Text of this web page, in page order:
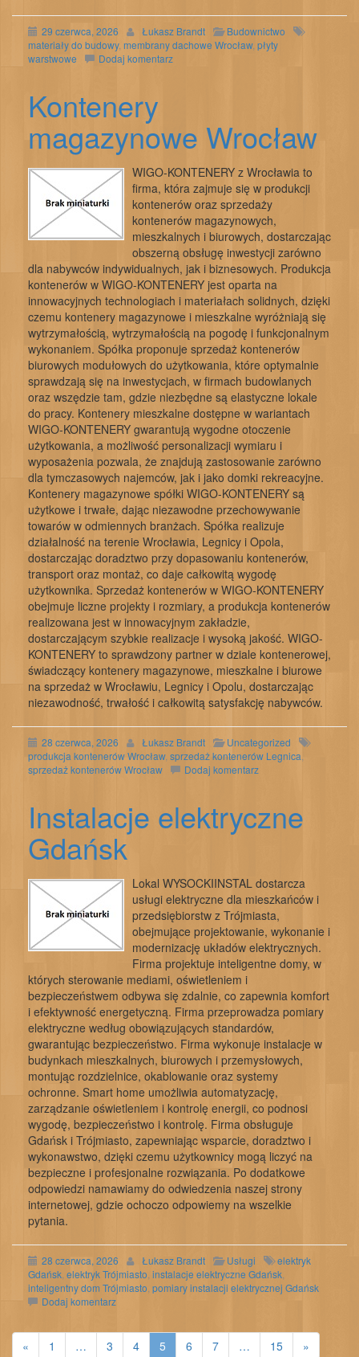
29 czerwca, 2026 Łukasz Brandt
Budownictwo
materiały do budowy, membrany dachowe Wrocław, płyty
warstwowe
Dodaj komentarz
Kontenery
magazynowe Wrocław
WIGO-KONTENERY z Wrocławia to
firma, która zajmuje się w produkcji
kontenerów oraz sprzedaży
kontenerów magazynowych,
mieszkalnych i biurowych, dostarczając
obszerną obsługę inwestycji zarówno
dla nabywców indywidualnych, jak i biznesowych. Produkcja
kontenerów w WIGO-KONTENERY jest oparta na
innowacyjnych technologiach i materiałach solidnych, dzięki
czemu kontenery magazynowe i mieszkalne wyróżniają się
wytrzymałością, wytrzymałością na pogodę i funkcjonalnym
wykonaniem. Spółka proponuje sprzedaż kontenerów
biurowych modułowych do użytkowania, które optymalnie
sprawdzają się na inwestycjach, w firmach budowlanych
oraz wszędzie tam, gdzie niezbędne są elastyczne lokale
do pracy. Kontenery mieszkalne dostępne w wariantach
WIGO-KONTENERY gwarantują wygodne otoczenie
użytkowania, a możliwość personalizacji wymiaru i
wyposażenia pozwala, że znajdują zastosowanie zarówno
dla tymczasowych najemców, jak i jako domki rekreacyjne.
Kontenery magazynowe spółki WIGO-KONTENERY są
użytkowe i trwałe, dając niezawodne przechowywanie
towarów w odmiennych branżach. Spółka realizuje
działalność na terenie Wrocławia, Legnicy i Opola,
dostarczając doradztwo przy dopasowaniu kontenerów,
transport oraz montaż, co daje całkowitą wygodę
użytkownika. Sprzedaż kontenerów w WIGO-KONTENERY
obejmuje liczne projekty i rozmiary, a produkcja kontenerów
realizowana jest w innowacyjnym zakładzie,
dostarczającym szybkie realizacje i wysoką jakość. WIGO-
KONTENERY to sprawdzony partner w dziale kontenerowej,
świadczący kontenery magazynowe, mieszkalne i biurowe
na sprzedaż w Wrocławiu, Legnicy i Opolu, dostarczając
niezawodność, trwałość i całkowitą satysfakcję nabywców.
28 czerwca, 2026 Łukasz Brandt
Uncategorized
produkcja kontenerów Wrocław, sprzedaż kontenerów Legnica
sprzedaż kontenerów Wrocław
Dodaj komentarz
Instalacje elektryczne
Gdańsk
Lokal WYSOCKIINSTAL dostarcza
usługi elektryczne dla mieszkańców i
przedsiębiorstw z Trójmiasta,
obejmujące projektowanie, wykonanie i
modernizację układów elektrycznych.
Firma projektuje inteligentne domy, w
których sterowanie mediami, oświetleniem i
bezpieczeństwem odbywa się zdalnie, co zapewnia komfort
i efektywność energetyczną. Firma przeprowadza pomiary
elektryczne według obowiązujących standardów,
gwarantując bezpieczeństwo. Firma wykonuje instalacje w
budynkach mieszkalnych, biurowych i przemysłowych,
montując rozdzielnice, okablowanie oraz systemy
ochronne. Smart home umożliwia automatyzację,
zarządzanie oświetleniem i kontrolę energii, co podnosi
wygodę, bezpieczeństwo i kontrolę. Firma obsługuje
Gdańsk i Trójmiasto, zapewniając wsparcie, doradztwo i
wykonawstwo, dzięki czemu użytkownicy mogą liczyć na
bezpieczne i profesjonalne rozwiązania. Po dodatkowe
odpowiedzi namawiamy do odwiedzenia naszej strony
internetowej, gdzie ochoczo odpowiemy na wszelkie
pytania.
28 czerwca, 2026 Łukasz Brandt Usługi
elektryk
Gdańsk elektryk Trójmiasto instalacje elektryczne Gdańsk
inteligentny dom Trójmiasto pomiary instalacji elektrycznej Gdańsk
Dodaj komentarz
« 1 … 3 4 5 6 7 … 15 »